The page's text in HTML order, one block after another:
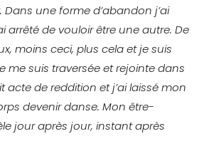
une forme d’abandon j’ai
arrêté de vouloir être une autre. De
moins ceci, plus cela et je suis
me suis traversée et rejointe dans
acte de reddition et j’ai laissé mon
devenir danse. Mon être-
jour après jour, instant après